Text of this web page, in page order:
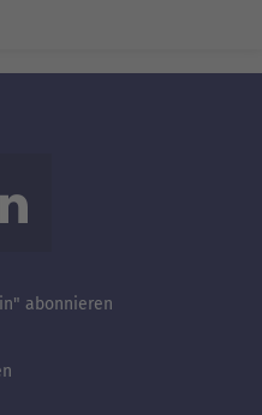
abonnieren